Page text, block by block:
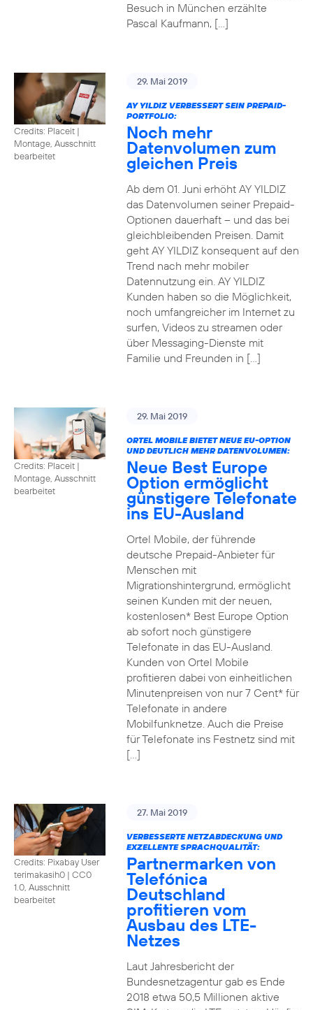
Besuch in München erzählte
Pascal Kaufmann, […]
Credits: Placeit |
Montage, Ausschnitt
bearbeitet
29. Mai 2019
AY YILDIZ VERBESSERT SEIN PREPAID-
PORTFOLIO:
Noch mehr
Datenvolumen zum
gleichen Preis
Ab dem 01. Juni erhöht AY YILDIZ
das Datenvolumen seiner Prepaid-
Optionen dauerhaft – und das bei
gleichbleibenden Preisen. Damit
geht AY YILDIZ konsequent auf den
Trend nach mehr mobiler
Datennutzung ein. AY YILDIZ
Kunden haben so die Möglichkeit,
noch umfangreicher im Internet zu
surfen, Videos zu streamen oder
über Messaging-Dienste mit
Familie und Freunden in […]
Credits: Placeit |
Montage, Ausschnitt
bearbeitet
29. Mai 2019
ORTEL MOBILE BIETET NEUE EU-OPTION
UND DEUTLICH MEHR DATENVOLUMEN:
Neue Best Europe
Option ermöglicht
günstigere Telefonate
ins EU-Ausland
Ortel Mobile, der führende
deutsche Prepaid-Anbieter für
Menschen mit
Migrationshintergrund, ermöglicht
seinen Kunden mit der neuen,
kostenlosen* Best Europe Option
ab sofort noch günstigere
Telefonate in das EU-Ausland.
Kunden von Ortel Mobile
profitieren dabei von einheitlichen
Minutenpreisen von nur 7 Cent* für
Telefonate in andere
Mobilfunknetze. Auch die Preise
für Telefonate ins Festnetz sind mit
[…]
Credits: Pixabay User
terimakasih0 | CC0
1.0, Ausschnitt
bearbeitet
27. Mai 2019
VERBESSERTE NETZABDECKUNG UND
EXZELLENTE SPRACHQUALITÄT:
Partnermarken von
Telefónica
Deutschland
profitieren vom
Ausbau des LTE-
Netzes
Laut Jahresbericht der
Bundesnetzagentur gab es Ende
2018 etwa 50,5 Millionen aktive